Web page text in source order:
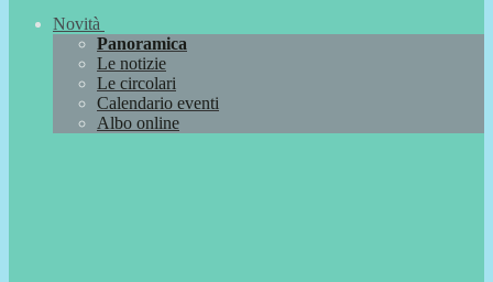
Novità
Panoramica
Le notizie
Le circolari
Calendario eventi
Albo online